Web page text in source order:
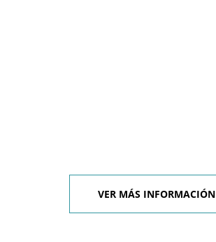
VER MÁS INFORMACIÓN